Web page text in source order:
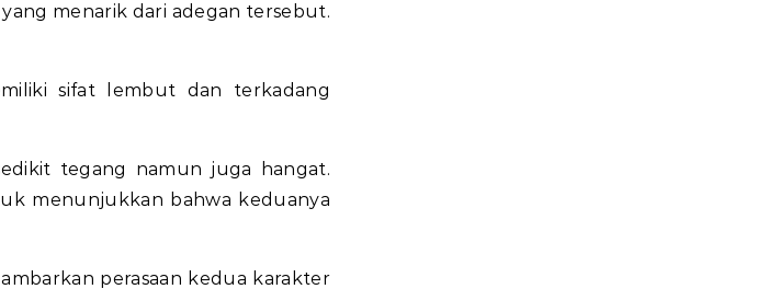
menarik dari adegan tersebut.
sifat lembut dan terkadang
tegang namun juga hangat.
menunjukkan bahwa keduanya
perasaan kedua karakter